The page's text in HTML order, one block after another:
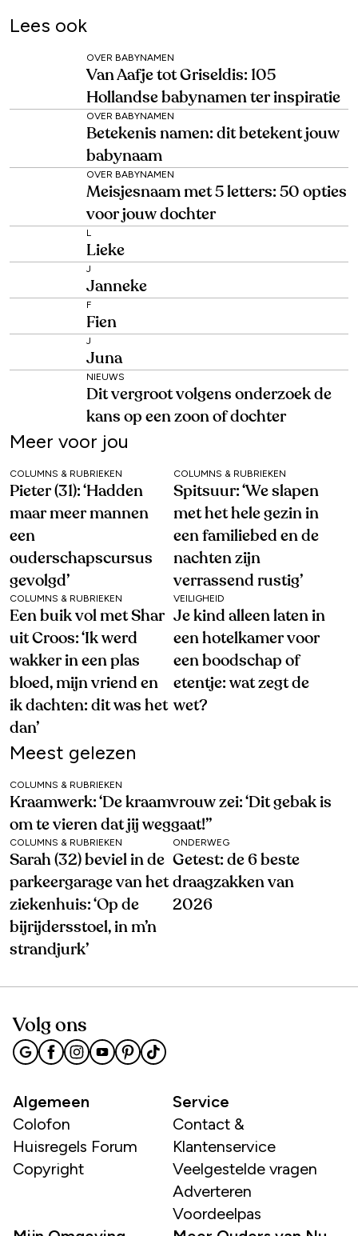
Lees ook
OVER BABYNAMEN
Van Aafje tot Griseldis: 105
Hollandse babynamen ter inspiratie
OVER BABYNAMEN
Betekenis namen: dit betekent jouw
babynaam
OVER BABYNAMEN
Meisjesnaam met 5 letters: 50 opties
voor jouw dochter
L
Lieke
J
Janneke
F
Fien
J
Juna
NIEUWS
Dit vergroot volgens onderzoek de
kans op een zoon of dochter
Meer voor jou
COLUMNS & RUBRIEKEN
Pieter (31): ‘Hadden
maar meer mannen
een
ouderschapscursus
gevolgd’
COLUMNS & RUBRIEKEN
Spitsuur: ‘We slapen
met het hele gezin in
een familiebed en de
nachten zijn
verrassend rustig’
COLUMNS & RUBRIEKEN
Een buik vol met Shar
uit Croos: ‘Ik werd
wakker in een plas
bloed, mijn vriend en
ik dachten: dit was het
dan’
VEILIGHEID
Je kind alleen laten in
een hotelkamer voor
een boodschap of
etentje: wat zegt de
wet?
Meest gelezen
COLUMNS & RUBRIEKEN
Kraamwerk: ‘De kraamvrouw zei: ‘Dit gebak is
om te vieren dat jij weggaat!’’
COLUMNS & RUBRIEKEN
Sarah (32) beviel in de
parkeergarage van het
ziekenhuis: ‘Op de
bijrijdersstoel, in m’n
strandjurk’
ONDERWEG
Getest: de 6 beste
draagzakken van
2026
Volg ons
Algemeen
Colofon
Huisregels Forum
Copyright
Service
Contact &
Klantenservice
Veelgestelde vragen
Adverteren
Voordeelpas